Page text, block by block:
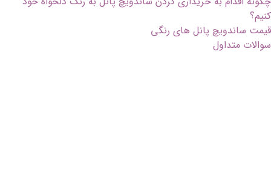
کنیم؟
قیمت ساندویچ پانل های رنگی
سوالات متداول